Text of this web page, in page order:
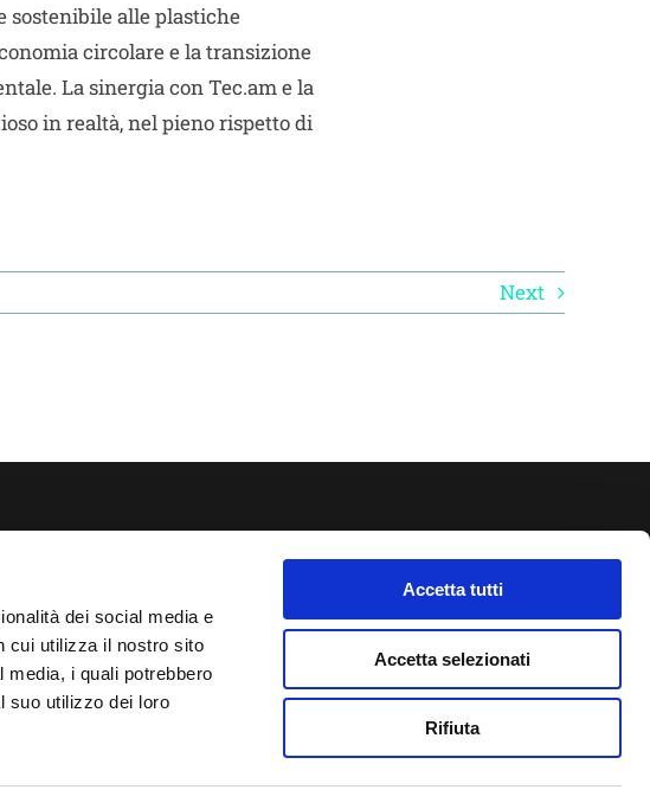
dei social media e
cui utilizza il nostro sito
i quali potrebbero
suo utilizzo dei loro
Accetta tutti
Accetta selezionati
Rifiuta
sostenibile alle plastiche
circolare e la transizione
La sinergia con Tec.am e la
in realtà, nel pieno rispetto di
Next
Progetto Cross Life
Download
Lavora con noi
Contatti